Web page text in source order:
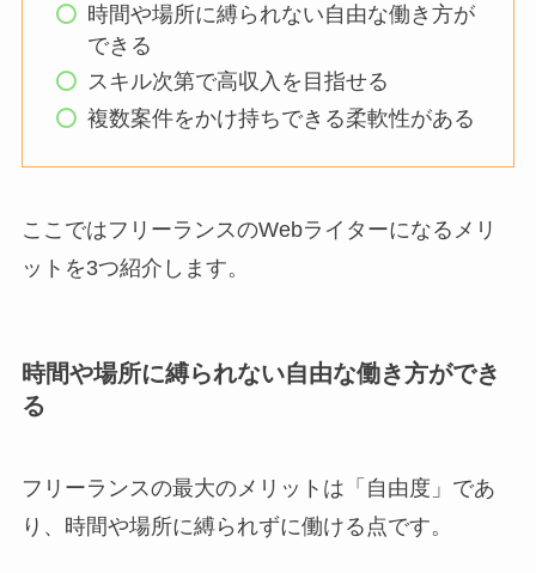
時間や場所に縛られない自由な働き方が
できる
スキル次第で高収入を目指せる
複数案件をかけ持ちできる柔軟性がある
ここではフリーランスのWebライターになるメリ
ットを3つ紹介します。
時間や場所に縛られない自由な働き方ができ
る
フリーランスの最大のメリットは「自由度」であ
り、時間や場所に縛られずに働ける点です。